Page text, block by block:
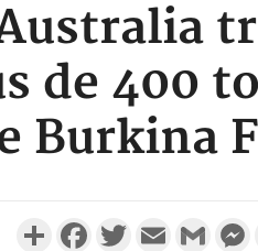
de 400
Burkina
PartagerFacebookTwitterEmail Gmail